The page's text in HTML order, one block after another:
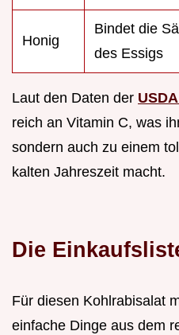
Honig
Bindet die
des Essigs
Laut den Daten der
reich an Vitamin C, was
sondern auch zu einem
kalten Jahreszeit macht.
Die
Für diesen Kohlrabisalat
einfache Dinge aus dem